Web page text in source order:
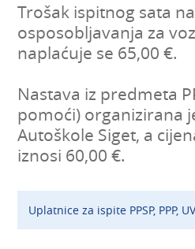
USLUGE
O NAMA
POČETNA
NASTAVA
CJENIK
Trošak ispitnog sata
osposobljavanja za
naplaćuje se 65,00 €.
Nastava iz predmeta
pomoći) organizirana
Autoškole Siget, a
iznosi 60,00 €.
Uplatnice za ispite PPSP, PPP,